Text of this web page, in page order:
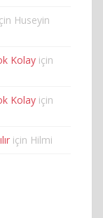
Huseyin
Kolay için
Kolay için
için Hilmi